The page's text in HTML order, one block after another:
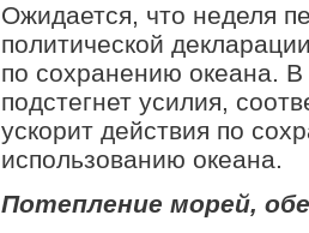
Ожидается, что неделя
политической
по сохранению океана.
подстегнет усилия,
ускорит действия по
использованию океана.
Потепление морей,